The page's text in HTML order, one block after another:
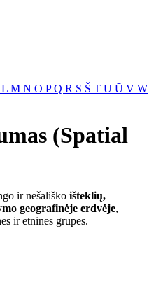
L M N O PQ R S Š T U Ū V W
(Spatial
ir nešališko išteklių,
geografinėje erdvėje,
ir etnines grupes.